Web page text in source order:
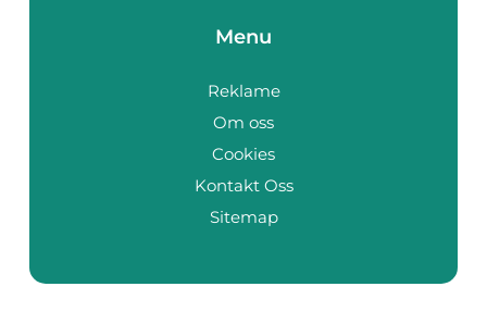
Menu
Reklame
Om oss
Cookies
Kontakt Oss
Sitemap